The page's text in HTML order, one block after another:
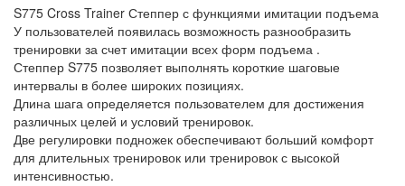
S775 Cross Trainer Степпер с функциями имитации подъема
У пользователей появилась возможность разнообразить
тренировки за счет имитации всех форм подъема .
Степпер S775 позволяет выполнять короткие шаговые
интервалы в более широких позициях.
Длина шага определяется пользователем для достижения
различных целей и условий тренировок.
Две регулировки подножек обеспечивают больший комфорт
для длительных тренировок или тренировок с высокой
интенсивностью.